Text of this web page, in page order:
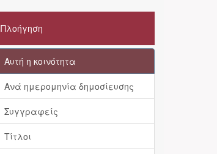
Πλοήγηση
Αυτή η κοινότητα
Ανά ημερομηνία δημοσίευσης
Συγγραφείς
Τίτλοι